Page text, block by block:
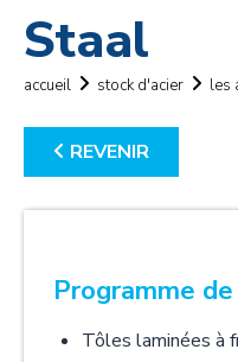
Staal
accueil stock d'acier les
REVENIR
Programme
Tôles laminées à